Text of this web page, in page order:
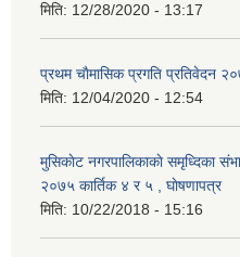
मिति: 12/28/2020 - 13:17
प्रथम चाैमासिक प्रगति प्रतिवेदन
मिति: 12/04/2020 - 12:54
मुसिकाेट नगरपालिकाकाे समृध्दिका
२०७५ कार्तिक ४ र ५ , घाेषणापत्र
मिति: 10/22/2018 - 15:16